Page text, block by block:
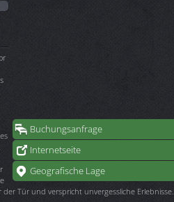
Buchungsanfrage
Internetseite
Geografische Lage
Tür und verspricht unvergessliche Erlebnisse.